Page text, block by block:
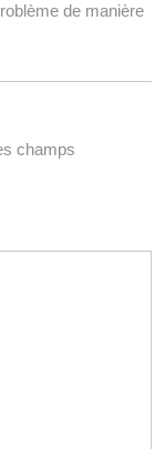
de manière
champs